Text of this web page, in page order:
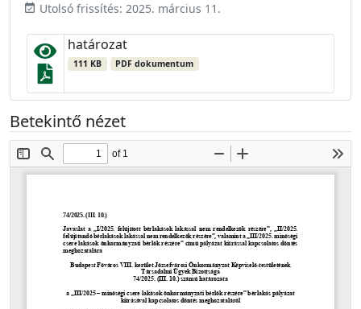
event_available Utolsó frissítés: 2025. március 11.
határozat
111 KB PDF dokumentum
Betekintő nézet